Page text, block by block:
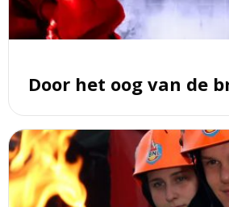
Door het oog van de
de
brandweer
Lees
meer
over
Jeugdbrandweer